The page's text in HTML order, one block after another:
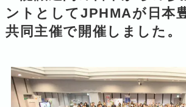
ントとしてJPHMAが日本
共同主催で開催しました。